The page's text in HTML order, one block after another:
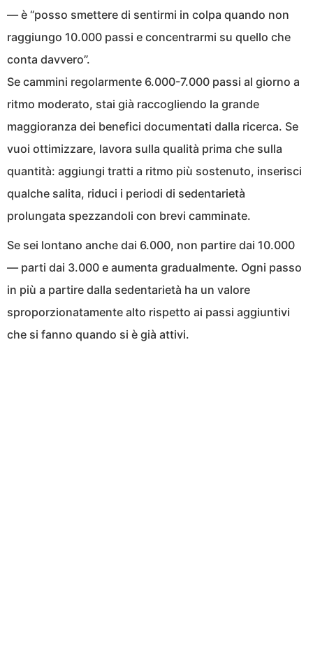
— è “posso smettere di sentirmi in colpa quando non
raggiungo 10.000 passi e concentrarmi su quello che
conta davvero”.
Se cammini regolarmente 6.000-7.000 passi al giorno a
ritmo moderato, stai già raccogliendo la grande
maggioranza dei benefici documentati dalla ricerca. Se
vuoi ottimizzare, lavora sulla qualità prima che sulla
quantità: aggiungi tratti a ritmo più sostenuto, inserisci
qualche salita, riduci i periodi di sedentarietà
prolungata spezzandoli con brevi camminate.
Se sei lontano anche dai 6.000, non partire dai 10.000
— parti dai 3.000 e aumenta gradualmente. Ogni passo
in più a partire dalla sedentarietà ha un valore
sproporzionatamente alto rispetto ai passi aggiuntivi
che si fanno quando si è già attivi.